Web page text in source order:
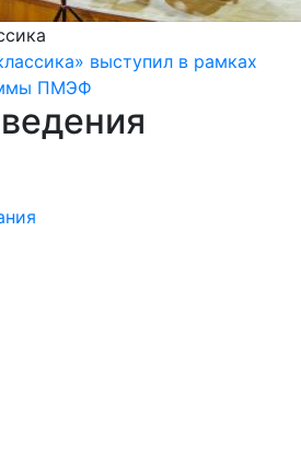
выступил в рамках
ПМЭФ